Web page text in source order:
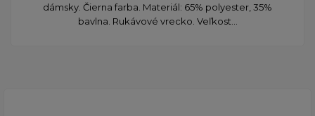
dámsky. Čierna farba. Materiál: 65% polyester, 35%
bavlna. Rukávové vrecko. Veľkost...